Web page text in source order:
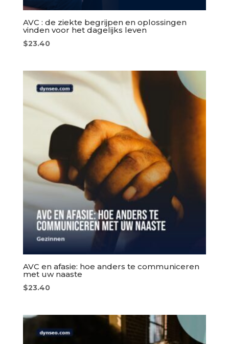
AVC : de ziekte begrijpen en oplossingen
vinden voor het dagelijks leven
$23.40
AVC en afasie: hoe anders te communiceren
met uw naaste
$23.40